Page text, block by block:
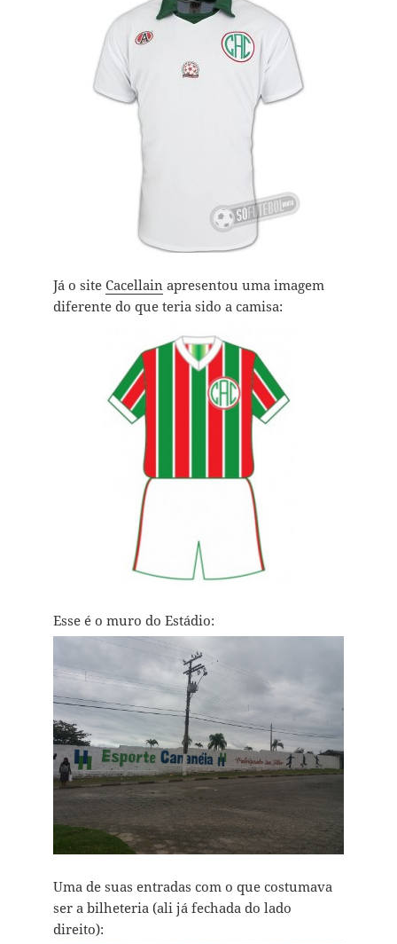
Já o site Cacellainapresentou uma imagem
diferente do que teria sido a camisa:
Esse é o muro do Estádio:
Uma de suas entradas com o que costumava
ser a bilheteria (ali já fechada do lado
direito):